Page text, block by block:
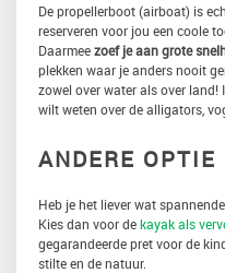
De propellerboot (airboat) is
reserveren voor jou een coole
Daarmeezoef je aan grote
plekken waar je anders nooit
zowel over water als over
wilt weten over de alligators,
ANDERE OPTIE
Heb je het liever wat
Kies dan voor dekayak als
gegarandeerde pret voor de
stilte en de natuur.